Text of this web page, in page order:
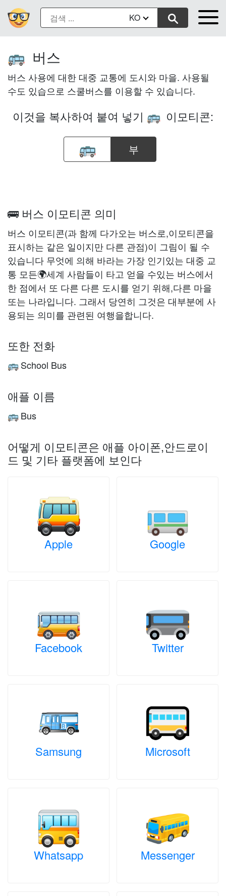
KO
🚌 버스
버스 사용에 대한 대중 교통에 도시와 마을. 사용될
수도 있습으로 스쿨버스를 이용할 수 있습니다.
이것을 복사하여 붙여 넣기 🚌 이모티콘:
부
🚌 버스 이모티콘 의미
버스 이모티콘(과 함께 다가오는 버스로,이모티콘을
표시하는 같은 일이지만 다른 관점)이 그림이 될 수
있습니다 무엇에 의해 바라는 가장 인기있는 대중 교
통 모든🌍세계 사람들이 타고 얻을 수있는 버스에서
한 점에서 또 다른 다른 도시를 얻기 위해,다른 마을
또는 나라입니다. 그래서 당연히 그것은 대부분에 사
용되는 의미를 관련된 여행을합니다.
또한 전화
🚌 School Bus
애플 이름
🚌 Bus
어떻게 이모티콘은 애플 아이폰,안드로이
드 및 기타 플랫폼에 보인다
Apple Google
Facebook Twitter
Samsung Microsoft
Whatsapp Messenger